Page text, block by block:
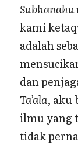
Subhanahu
kami
adalah
dan
Ta’ala, aku
ilmu yang
tidak